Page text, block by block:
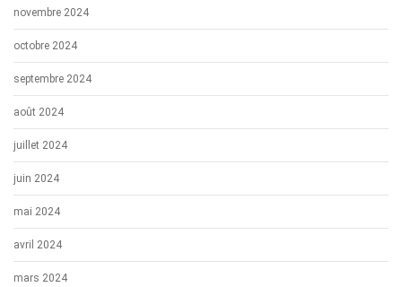
novembre 2024
octobre 2024
septembre 2024
août 2024
juillet 2024
juin 2024
mai 2024
avril 2024
mars 2024